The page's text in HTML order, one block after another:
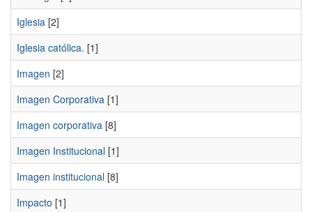
Iglesia [2]
Iglesia católica. [1]
Imagen [2]
Imagen Corporativa [1]
Imagen corporativa [8]
Imagen Institucional [1]
Imagen institucional [8]
Impacto [1]